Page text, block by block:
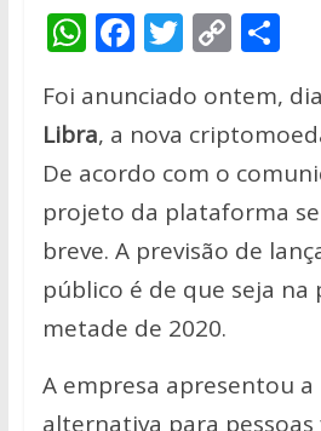
W
at
s
A
p
p
F
e
b
o
o
k
T
itt
er
C
p
y
Li
n
k
S
ar
e
Foi anunciado ontem,
Libra, a nova
De acordo com o
projeto da plataforma
breve. A previsão de
público é de que seja na
metade de 2020.
A empresa apresentou
alternativa para